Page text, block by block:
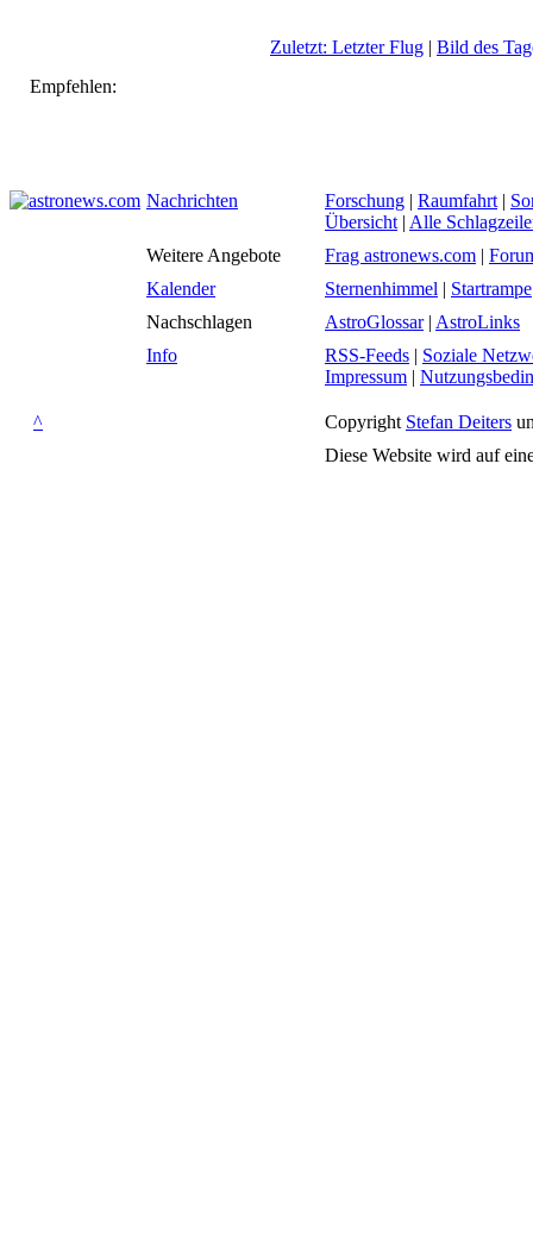
Zuletzt: Letzter Flug | Bild des
Empfehlen:
Nachrichten Forschung | Raumfahrt |
Übersicht | Alle
Weitere Angebote
Frag astronews.com |
Kalender
Sternenhimmel | Startrampe
Nachschlagen
AstroGlossar| AstroLinks
Info
RSS-Feeds | Soziale
Impressum |
^ Copyright Stefan Deiters
Diese Website wird auf